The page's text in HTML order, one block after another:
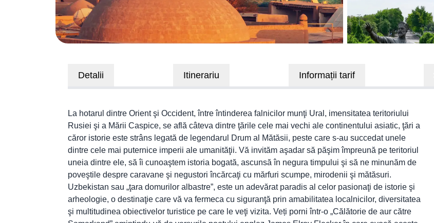
Detalii Itinerariu Informații tarif
La hotarul dintre Orient şi Occident, între întinderea falnicilor munţi Ural, imensitatea teritoriului
Rusiei şi a Mării Caspice, se află câteva dintre ţările cele mai vechi ale continentului asiatic, ţări a
căror istorie este strâns legată de legendarul Drum al Mătăsii, peste care s-au succedat unele
dintre cele mai puternice imperii ale umanităţii. Vă invităm aşadar să păşim împreună pe teritoriul
uneia dintre ele, să îi cunoaştem istoria bogată, ascunsă în negura timpului şi să ne minunăm de
poveştile despre caravane şi negustori încărcaţi cu mărfuri scumpe, mirodenii şi mătăsuri.
Uzbekistan sau „ţara domurilor albastre”, este un adevărat paradis al celor pasionaţi de istorie şi
arheologie, o destinaţie care vă va fermeca cu siguranţă prin amabilitatea localnicilor, diversitatea
şi multitudinea obiectivelor turistice pe care le veţi vizita. Veți porni într-o „Călătorie de aur către